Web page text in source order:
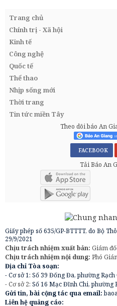
31 1
Hoàn tất Đóng
* Bạn có thể chọn 2 ngày để lọc tin tức
Trang chủ
Chính trị - Xã hội
Kinh tế
Công nghệ
Quốc tế
Thể thao
Nhịp sống mới
Thời trang
Tin tức miền Tây
Theo dõi báo An
FACEBOOK
Tải Báo An
Giấy phép số 635/GP-BTTTT, do Bộ
29/9/2021
Chịu trách nhiệm xuất bản: Giám
Chịu trách nhiệm nội dung: Phó
Địa chỉ Tòa soạn:
- Cơ sở 1: Số 39 Đống Đa, phường
- Cơ sở 2: Số 16 Mạc Đĩnh Chi, phường
Gửi tin, bài cộng tác qua email:
Liên hệ quảng cáo: